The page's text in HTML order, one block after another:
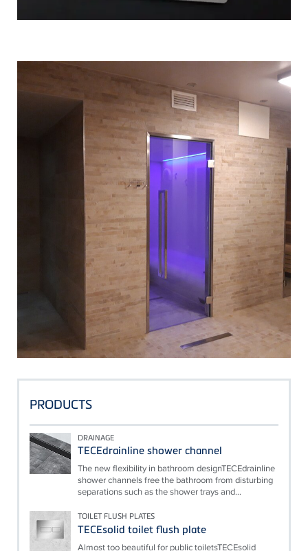
PRODUCTS
DRAINAGE
TECEdrainline shower channel
The new flexibility in bathroom designTECEdrainline
shower channels free the bathroom from disturbing
separations such as the shower trays and...
TOILET FLUSH PLATES
TECEsolid toilet flush plate
Almost too beautiful for public toiletsTECEsolid